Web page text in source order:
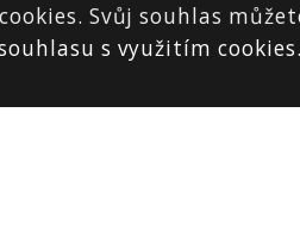
Svůj souhlas
s využitím cookies